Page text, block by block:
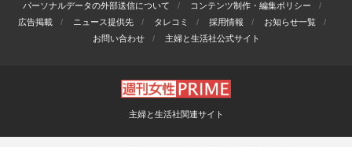
パーソナルデータの外部送信について
コンテンツ制作・編集ポリシー
広告掲載
ニュース提供先 タレコミ 採用情報
お知らせ一覧
お問い合わせ
主婦と生活社公式サイト
主婦と生活社関連サイト